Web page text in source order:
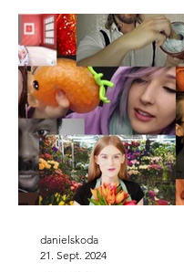
danielskoda
21. Sept. 2024